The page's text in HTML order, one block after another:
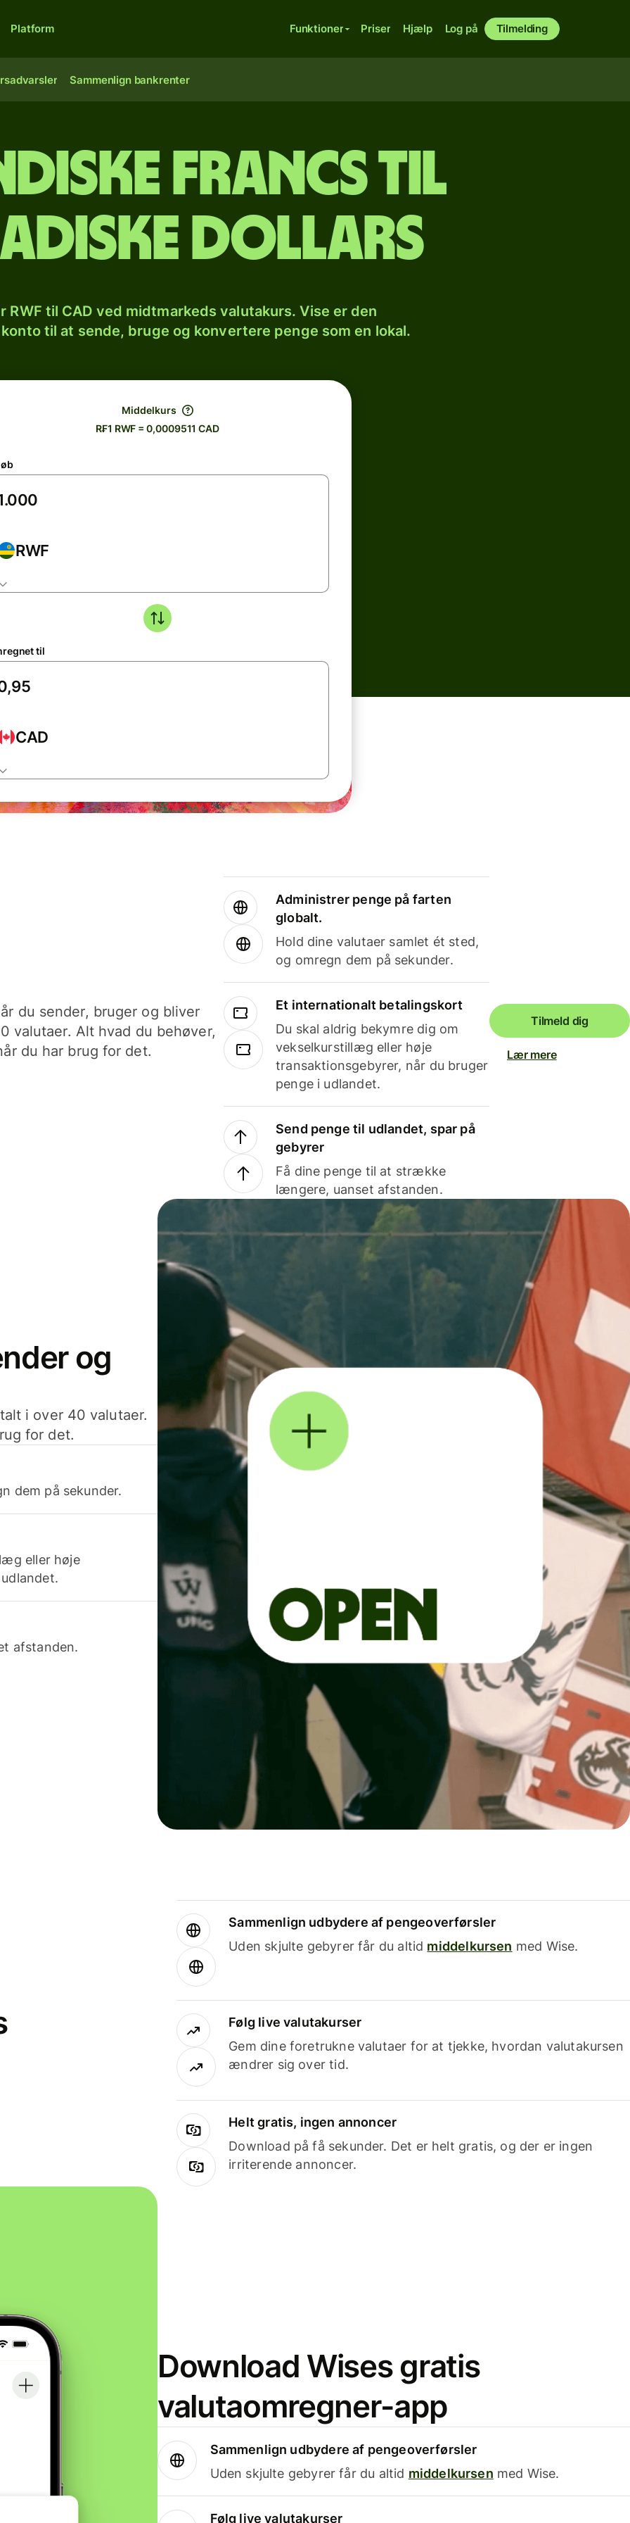
Platform Funktioner Priser Hjælp Log på Tilmelding
Sammenlign bankrenter
francs til
dollars
RWF til CAD ved midtmarkeds valutakurs. Vise er den
til at sende, bruge og konvertere penge som en lokal.
Middelkurs
R₣1 RWF = 0,0009511 CAD
RWF
til
CAD
du sender, bruger og bliver
valutaer. Alt hvad du behøver,
du har brug for det.
Administrer penge på farten
globalt.
Hold dine valutaer samlet ét sted,
og omregn dem på sekunder.
Et internationalt betalingskort
Du skal aldrig bekymre dig om
vekselkurstillæg eller høje
transaktionsgebyrer, når du bruger
penge i udlandet.
Send penge til udlandet, spar på
gebyrer
Få dine penge til at strække
længere, uanset afstanden.
Tilmeld dig
Lær mere
og
i over 40 valutaer.
for det.
dem på sekunder.
eller høje
afstanden.
Sammenlign udbydere af pengeoverførsler
Uden skjulte gebyrer får du altid middelkursen med Wise.
Følg live valutakurser
Gem dine foretrukne valutaer for at tjekke, hvordan valutakursen
ændrer sig over tid.
Helt gratis, ingen annoncer
Download på få sekunder. Det er helt gratis, og der er ingen
irriterende annoncer.
Download Wises gratis
valutaomregner-app
Sammenlign udbydere af pengeoverførsler
Uden skjulte gebyrer får du altid middelkursen med Wise.
Følg live valutakurser